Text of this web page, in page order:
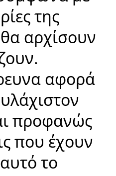
της
αρχίσουν
αφορά
προφανώς
που έχουν
το